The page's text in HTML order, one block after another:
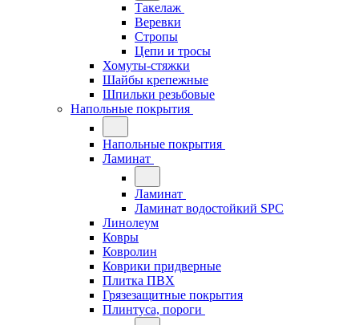
Такелаж
Веревки
Стропы
Цепи и тросы
Хомуты-стяжки
Шайбы крепежные
Шпильки резьбовые
Напольные покрытия
Напольные покрытия
Ламинат
Ламинат
Ламинат водостойкий SPC
Линолеум
Ковры
Ковролин
Коврики придверные
Плитка ПВХ
Грязезащитные покрытия
Плинтуса, пороги